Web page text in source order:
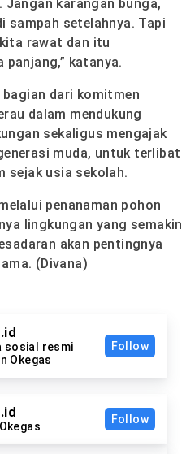
karangan bunga,
sampah setelahnya. Tapi
rawat dan itu
katanya.
dari komitmen
dalam mendukung
sekaligus mengajak
muda, untuk terlibat
sejak usia sekolah.
penanaman pohon
lingkungan yang semakin
akan pentingnya
(Divana)
sosial resmi
Okegas
Follow
Follow